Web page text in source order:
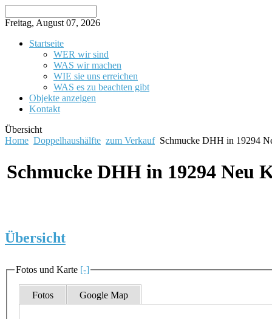
Freitag, August 07, 2026
Startseite
WER wir sind
WAS wir machen
WIE sie uns erreichen
WAS es zu beachten gibt
Objekte anzeigen
Kontakt
Übersicht
Home Doppelhaushälfte zum Verkauf Schmucke DHH in 19294
Schmucke DHH in 19294 Neu
Übersicht
Fotos und Karte [-]
Fotos Google Map